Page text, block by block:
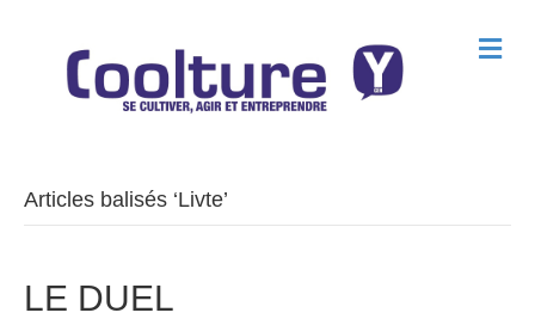
M
e
Articles balisés ‘Livte’
LE DUEL